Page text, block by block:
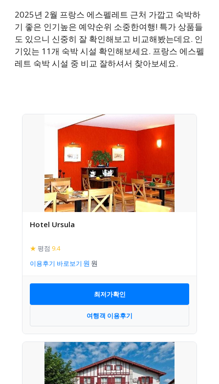
2025년 2월 프랑스 에스펠레트 근처 가깝고 숙박하
기 좋은 인기높은 예약순위 소중한여행! 특가 상품들
도 있으니 신중히 잘 확인해보고 비교해봤는데요. 인
기있는 11개 숙박 시설 확인해보세요. 프랑스 에스펠
레트 숙박 시설 중 비교 잘하셔서 찾아보세요.
Hotel Ursula
★ 평점 9.4
이용후기 바로보기
최저가확인
여행객 이용후기